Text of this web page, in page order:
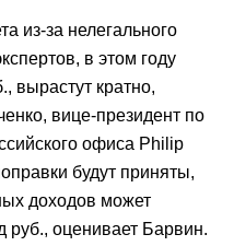
из-за нелегального
в этом году
вырастут кратно,
вице-президент по
офиса Philip
будут приняты,
доходов может
руб., оценивает Барвин.